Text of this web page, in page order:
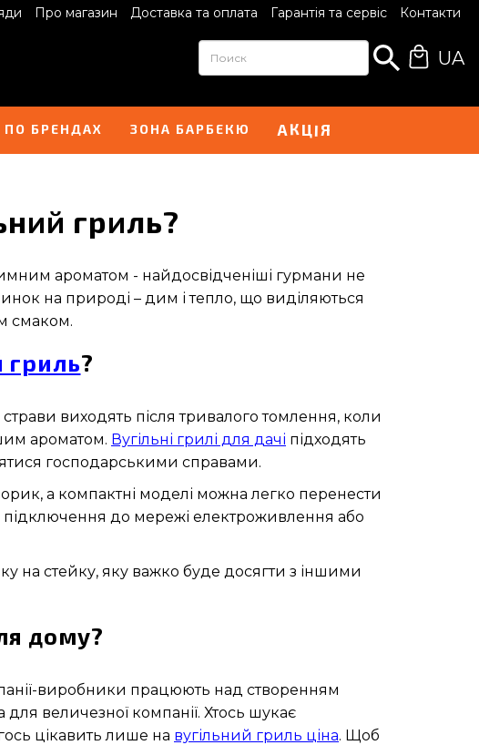
Про магазин Доставка та оплата Гарантія та сервіс Контакти
UA
ПО БРЕНДАХ ЗОНА БАРБЕКЮ АКЦІЯ
гриль?
ароматом - найдосвідченіші гурмани не
на природі – дим і тепло, що виділяються
смаком.
гриль?
виходять після тривалого томлення, коли
ароматом. Вугільні грилі для дачі підходять
господарськими справами.
а компактні моделі можна легко перенести
підключення до мережі електроживлення або
на стейку, яку важко буде досягти з іншими
дому?
виробники працюють над створенням
величезної компанії. Хтось шукає
цікавить лише на вугільний гриль ціна. Щоб